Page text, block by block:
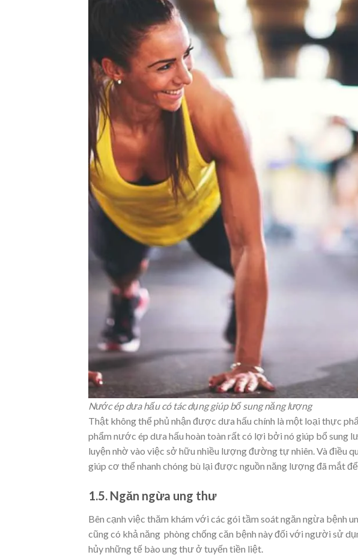
Nước ép dưa hấu có tác dụng giúp bổ sung năng lượng
Thật không thể phủ nhận được dưa hấu chính là một loại thực
phẩm nước ép dưa hấu hoàn toàn rất có lợi bởi nó giúp bổ sung
luyện nhờ vào việc sở hữu nhiều lượng đường tự nhiên. Và điều
giúp cơ thể nhanh chóng bù lại được nguồn năng lượng đã mắt
1.5. Ngăn ngừa ung thư
Bên cạnh việc thăm khám với các gói tầm soát ngăn ngừa bệnh
cũng có khả năng phòng chống căn bệnh này đối với người sử
hủy những tế bào ung thư ở tuyến tiền liệt.